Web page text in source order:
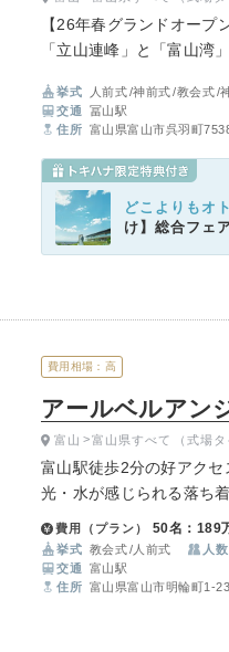
【26年春グランドオープン
「立山連峰」と「富山湾
色に抱かれながら、優美
挙式 人前式 神前式 教会式
交通
冨山駅
住所 富山県富山市呉羽町
どこよりもオ
け】総合フェ
アールベルアン
費用相場：高
富山駅徒歩2分の好アクセ
光・水が感じられる落ち
バリアフリーの設備でお
実現いたします。
富山 富山県すべて （式場
費用（プラン） 50名：189
挙式 教会式 人前式 人数
交通
富山駅
住所 富山県富山市明輪町1-